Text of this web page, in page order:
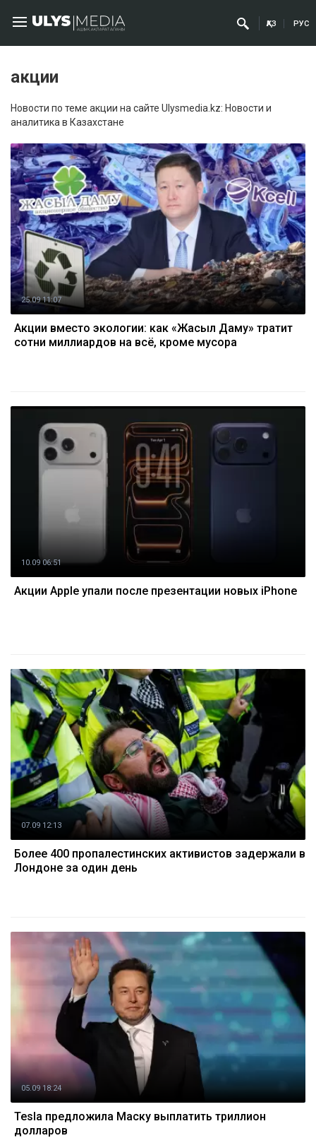
ҚАЗ РУС
акции
Новости по теме акции на сайте Ulysmedia.kz: Новости и
аналитика в Казахстане
25.09 11:07
Акции вместо экологии: как «Жасыл Даму» тратит
сотни миллиардов на всё, кроме мусора
10.09 06:51
Акции Apple упали после презентации новых iPhone
07.09 12:13
Более 400 пропалестинских активистов задержали в
Лондоне за один день
05.09 18:24
Tesla предложила Маску выплатить триллион
долларов